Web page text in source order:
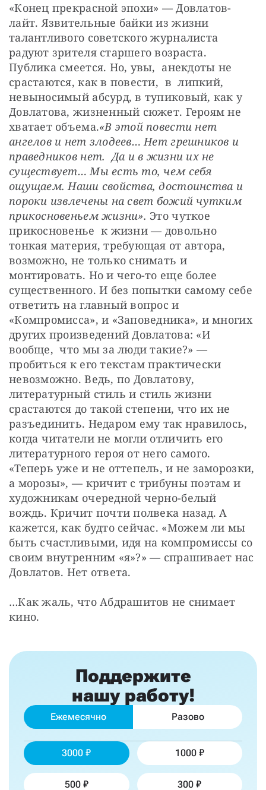
«Конец прекрасной эпохи» — Довлатов-
лайт. Язвительные байки из жизни
талантливого советского журналиста
радуют зрителя старшего возраста.
Публика смеется. Но, увы,  анекдоты не
срастаются, как в повести,  в  липкий,
невыносимый абсурд, в тупиковый, как у
Довлатова, жизненный сюжет. Героям не
хватает объема.«В этой повести нет
ангелов и нет злодеев… Нет грешников и
праведников нет.  Да и в жизни их не
существует… Мы есть то, чем себя
ощущаем. Наши свойства, достоинства и
пороки извлечены на свет божий чутким
прикосновеньем жизни». Это чуткое
прикосновенье  к жизни — довольно
тонкая материя, требующая от автора,
возможно, не только снимать и
монтировать. Но и чего-то еще более
существенного. И без попытки самому себе
ответить на главный вопрос и
«Компромисса», и «Заповедника», и многих
других произведений Довлатова: «И
вообще,  что мы за люди такие?» —
пробиться к его текстам практически
невозможно. Ведь, по Довлатову,
литературный стиль и стиль жизни
срастаются до такой степени, что их не
разъединить. Недаром ему так нравилось,
когда читатели не могли отличить его
литературного героя от него самого.
«Теперь уже и не оттепель, и не заморозки,
а морозы», — кричит с трибуны поэтам и
художникам очередной черно-белый
вождь. Кричит почти полвека назад. А
кажется, как будто сейчас. «Можем ли мы
быть счастливыми, идя на компромиссы со
своим внутренним «я»?» — спрашивает нас
Довлатов. Нет ответа.
…Как жаль, что Абдрашитов не снимает
кино.
Поддержите
нашу работу!
Ежемесячно Разово
3000 1000
500 300